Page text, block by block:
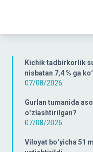
Kichik tadbirkorlik
nisbatan 7,4 % ga
07/08/2026
Gurlan tumanida
oʻzlashtirilgan?
07/08/2026
Viloyat boʻyicha 51